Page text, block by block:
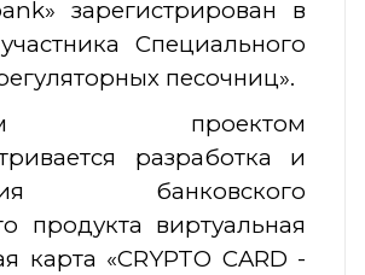
зарегистрирован в
Специального
песочниц».
проектом
разработка и
банковского
продукта виртуальная
карта «CRYPTO CARD -